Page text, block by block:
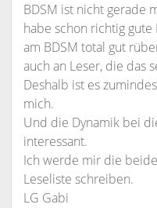
BDSM ist nicht gerade
habe schon richtig
am BDSM total gut
auch an Leser, die das
Deshalb ist es
mich.
Und die Dynamik bei
interessant.
Ich werde mir die
Leseliste schreiben.
LG Gabi